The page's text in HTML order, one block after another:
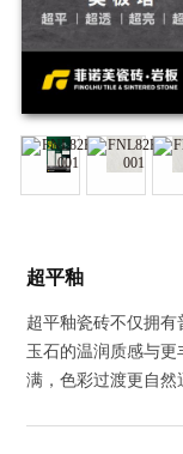
超平釉
超平釉瓷砖不仅拥
玉石的温润质感与
满，色彩过渡更自然